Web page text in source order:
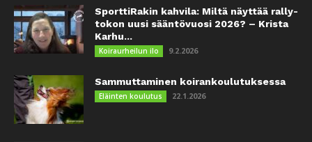
SporttiRakin kahvila: Miltä näyttää rally-
tokon uusi sääntövuosi 2026? – Krista
Karhu...
Koiraurheilun ilo 9.2.2026
Sammuttaminen koirankoulutuksessa
Eläinten koulutus 22.1.2026